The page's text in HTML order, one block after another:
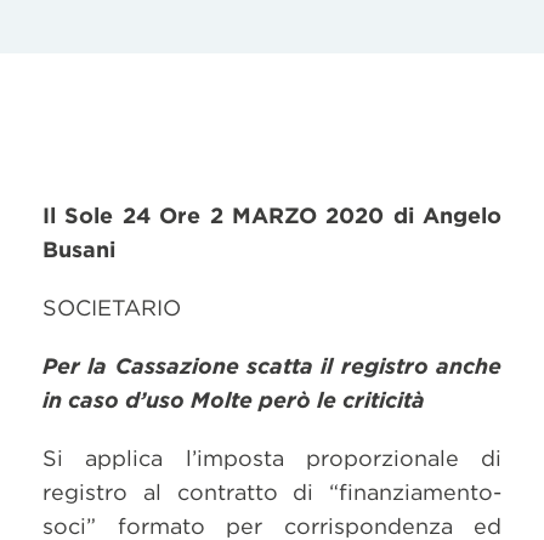
Il Sole 24 Ore 2 MARZO 2020 di Angelo
Busani
SOCIETARIO
Per la Cassazione scatta il registro anche
in caso d’uso Molte però le criticità
Si applica l’imposta proporzionale di
registro al contratto di “finanziamento-
soci” formato per corrispondenza ed